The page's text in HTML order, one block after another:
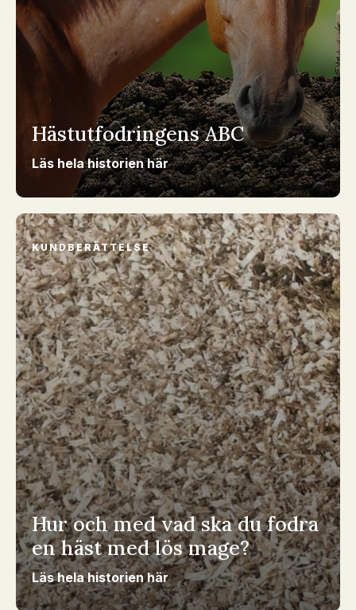
Hästutfodringens ABC
Läs hela historien här
KUNDBERÄTTELSE
Hur och med vad ska du fodra
en häst med lös mage?
Läs hela historien här